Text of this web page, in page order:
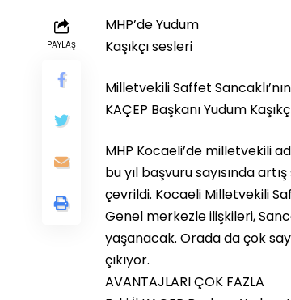
PAYLAŞ
MHP’de Yudum
Kaşıkçı sesleri
Milletvekili Saffet
KAÇEP Başkanı Yudum
MHP Kocaeli’de milletvekili
bu yıl başvuru sayısında
çevrildi. Kocaeli Milletvekili
Genel merkezle ilişkileri,
yaşanacak. Orada da çok
çıkıyor.
AVANTAJLARI ÇOK FAZLA